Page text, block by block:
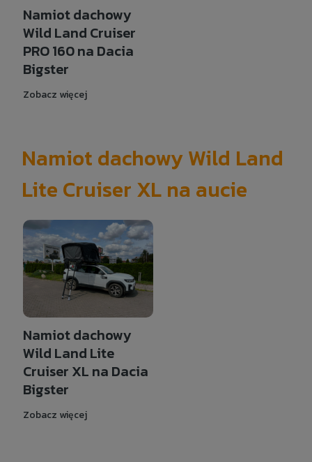
Namiot dachowy
Wild Land Cruiser
PRO 160 na Dacia
Bigster
Zobacz więcej
Namiot dachowy Wild Land
Lite Cruiser XL na aucie
Namiot dachowy
Wild Land Lite
Cruiser XL na Dacia
Bigster
Zobacz więcej